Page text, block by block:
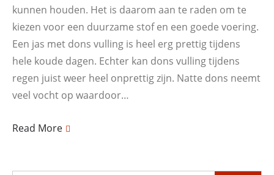
kunnen houden. Het is daarom aan te raden om te
kiezen voor een duurzame stof en een goede voering.
Een jas met dons vulling is heel erg prettig tijdens
hele koude dagen. Echter kan dons vulling tijdens
regen juist weer heel onprettig zijn. Natte dons neemt
veel vocht op waardoor…
Read More